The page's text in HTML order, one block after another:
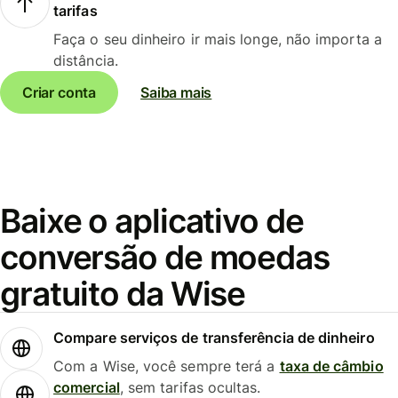
tarifas
Faça o seu dinheiro ir mais longe, não importa a
distância.
Criar conta
Saiba mais
Baixe o aplicativo de
conversão de moedas
gratuito da Wise
Compare serviços de transferência de dinheiro
Com a Wise, você sempre terá a taxa de câmbio
comercial, sem tarifas ocultas.